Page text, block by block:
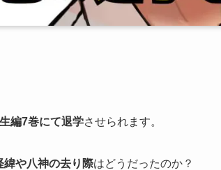
編7巻にて退学させられます。
緯や八神の去り際はどうだったのか？